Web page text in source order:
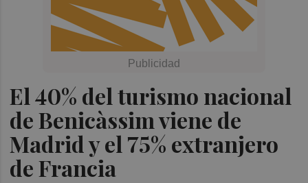
El 40% del turismo nacional
de Benicàssim viene de
Madrid y el 75% extranjero
de Francia